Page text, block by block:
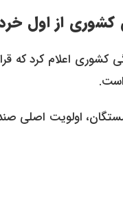
از اول خرداد
اعلام کرد که
اولویت اصلی